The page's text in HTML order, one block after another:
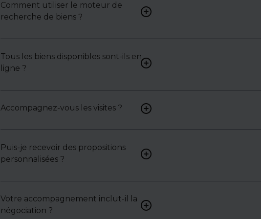
Comment utiliser le moteur de
recherche de biens ?
Renseignez vos critères
une liste de biens ciblés.
Tous les biens disponibles sont-ils en
ligne ?
Non. Certains biens sont
: contactez-nous pour y
Accompagnez-vous les visites ?
Oui, nous organisons les
mettons en lumière ses
Puis-je recevoir des propositions
personnalisées ?
Bien sûr. Nos consultants
selon vos attentes et votre
Votre accompagnement inclut-il la
négociation ?
Oui, nous intervenons